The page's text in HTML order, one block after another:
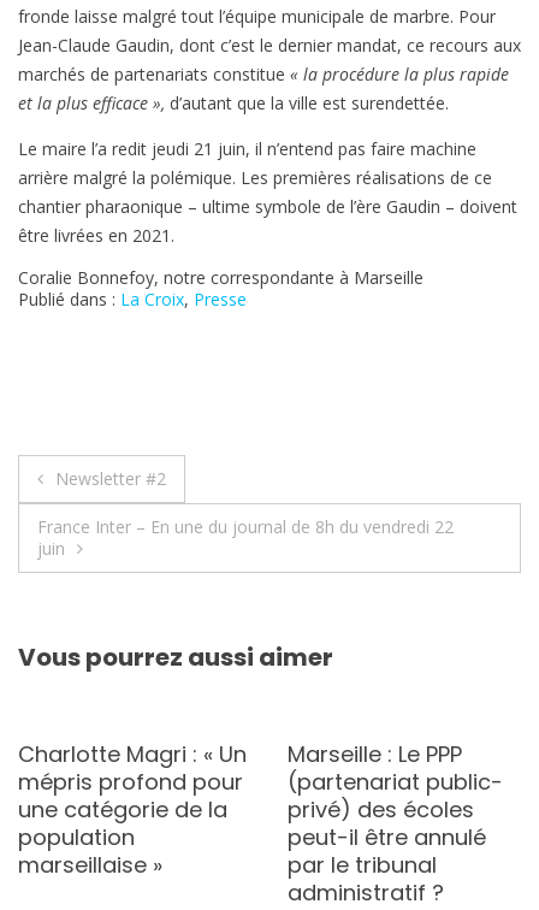
fronde laisse malgré tout l’équipe municipale de marbre. Pour
Jean-Claude Gaudin, dont c’est le dernier mandat, ce recours aux
marchés de partenariats constitue « la procédure la plus rapide
et la plus efficace », d’autant que la ville est surendettée.
Le maire l’a redit jeudi 21 juin, il n’entend pas faire machine
arrière malgré la polémique. Les premières réalisations de ce
chantier pharaonique – ultime symbole de l’ère Gaudin – doivent
être livrées en 2021.
Coralie Bonnefoy, notre correspondante à Marseille
Publié dans : La Croix, Presse
Navigation
de
l’article
Newsletter #2
France Inter – En une du journal de 8h du vendredi 22
juin
Vous pourrez aussi aimer
Charlotte Magri : « Un
mépris profond pour
une catégorie de la
population
marseillaise »
Marseille : Le PPP
(partenariat public-
privé) des écoles
peut-il être annulé
par le tribunal
administratif ?